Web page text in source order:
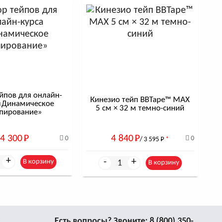
купить кинезио тейп BBtape MAX
языке. Рулона длиной 17 м хватит на
тейпами – вы получаете 1 метр
в формате онлайн-трансляций и
для онлайн-
4 300Р 0
+ В корзину
Кинезио тейп BBTape™ МАХ
5 см × 32 м темно-синий
4 840Р/ 3 595 Р * 0
- + В корзину